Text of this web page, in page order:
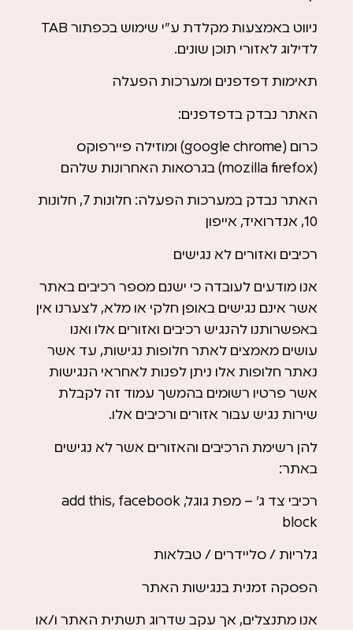
ניווט באמצעות מקלדת ע”י שימוש בכפתור TAB
לדילוג לאזורי תוכן שונים.
תאימות דפדפנים ומערכות הפעלה
האתר נבדק בדפדפנים:
כרום (google chrome) ומוזילה פיירפוקס
(mozilla firefox) בגרסאות האחרונות שלהם
האתר נבדק במערכות הפעלה: חלונות 7, חלונות
10, אנדרואיד, אייפון
רכיבים ואזורים לא נגישים
אנו מודעים לעובדה כי ישנם מספר רכיבים באתר
אשר אינם נגישים באופן חלקי או מלא, לצערנו אין
באפשרותנו להנגיש רכיבים ואזורים אלו ואנו
עושים מאמצים לאתר חלופות נגישות, עד אשר
נאתר חלופות אלו ניתן לפנות לאחראי הנגישות
אשר פרטיו רשומים בהמשך עמוד זה לקבלת
שירות נגיש עבור אזורים ורכיבים אלו.
להן רשימת הרכיבים והאזורים אשר לא נגישים
באתר:
רכיבי צד ג’ – מפת גוגל, add this, facebook
block
גלריות / סליידרים / טבלאות
הפסקה זמנית בנגישות האתר
אנו מתנצלים, אך עקב שדרוג תשתית האתר ו/או